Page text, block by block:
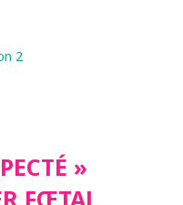
2
»
FŒTAL